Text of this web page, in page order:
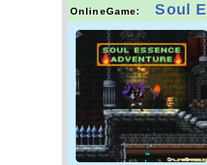
OnlineGame: Soul